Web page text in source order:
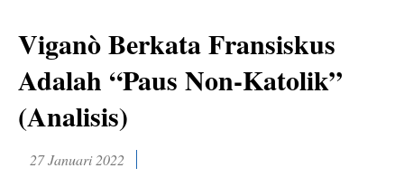
Viganò Berkata Fransiskus
Adalah “Paus Non-Katolik”
(Analisis)
27 Januari 2022